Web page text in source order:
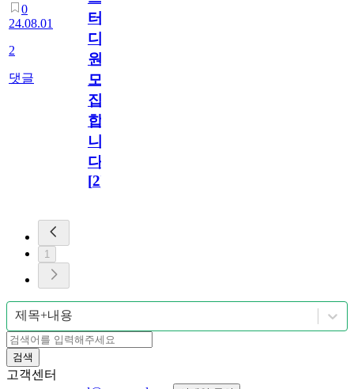
0
24.08.01
2
댓글
터
디
원
모
집
합
니
다!
[2]
1
제목+내용
검색
고객센터